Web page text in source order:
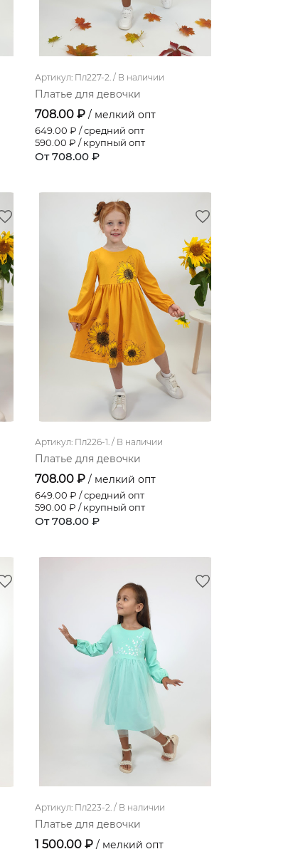
Артикул: Пл227-2. / В наличии
Платье для девочки
708.00 ₽ / мелкий опт
649.00 ₽ / средний опт
590.00 ₽ / крупный опт
От 708.00 ₽
Артикул: Пл226-1. / В наличии
Платье для девочки
708.00 ₽ / мелкий опт
649.00 ₽ / средний опт
590.00 ₽ / крупный опт
От 708.00 ₽
Артикул: Пл223-2. / В наличии
Платье для девочки
1 500.00 ₽ / мелкий опт